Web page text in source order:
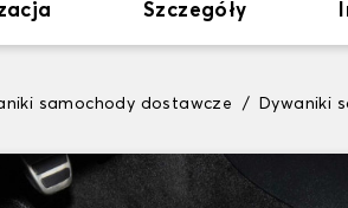
Szczegóły
samochody dostawcze Dywaniki